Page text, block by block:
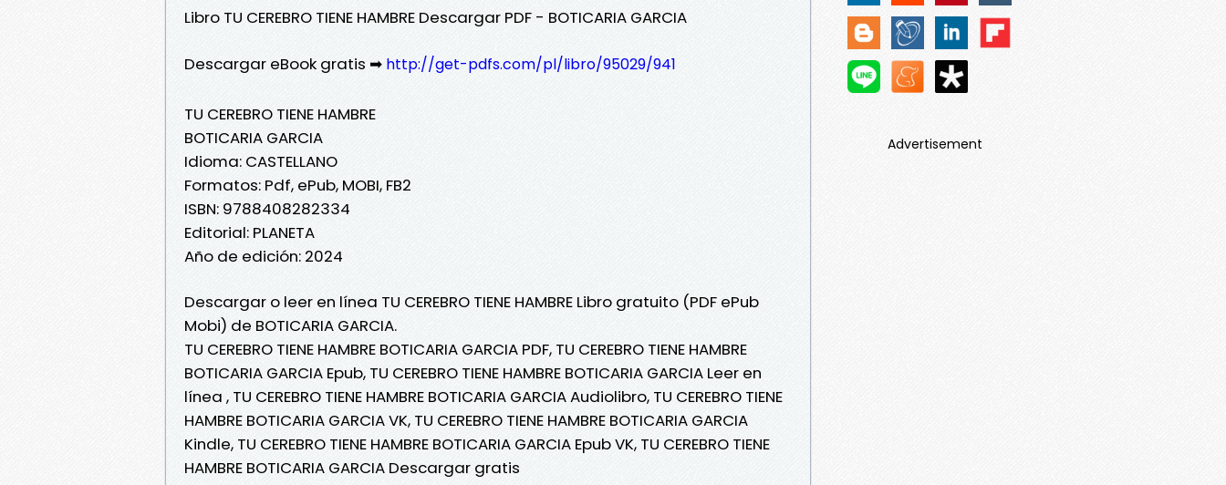
Libro TU CEREBRO TIENE HAMBRE Descargar PDF - BOTICARIA GARCIA
Descargar eBook gratis ➡ http://get-pdfs.com/pl/libro/95029/941
TU CEREBRO TIENE HAMBRE
BOTICARIA GARCIA
Idioma: CASTELLANO
Formatos: Pdf, ePub, MOBI, FB2
ISBN: 9788408282334
Editorial: PLANETA
Año de edición: 2024
Descargar o leer en línea TU CEREBRO TIENE HAMBRE Libro gratuito (PDF ePub
Mobi) de BOTICARIA GARCIA.
TU CEREBRO TIENE HAMBRE BOTICARIA GARCIA PDF, TU CEREBRO TIENE HAMBRE
BOTICARIA GARCIA Epub, TU CEREBRO TIENE HAMBRE BOTICARIA GARCIA Leer en
línea , TU CEREBRO TIENE HAMBRE BOTICARIA GARCIA Audiolibro, TU CEREBRO TIENE
HAMBRE BOTICARIA GARCIA VK, TU CEREBRO TIENE HAMBRE BOTICARIA GARCIA
Kindle, TU CEREBRO TIENE HAMBRE BOTICARIA GARCIA Epub VK, TU CEREBRO TIENE
HAMBRE BOTICARIA GARCIA Descargar gratis
Advertisement